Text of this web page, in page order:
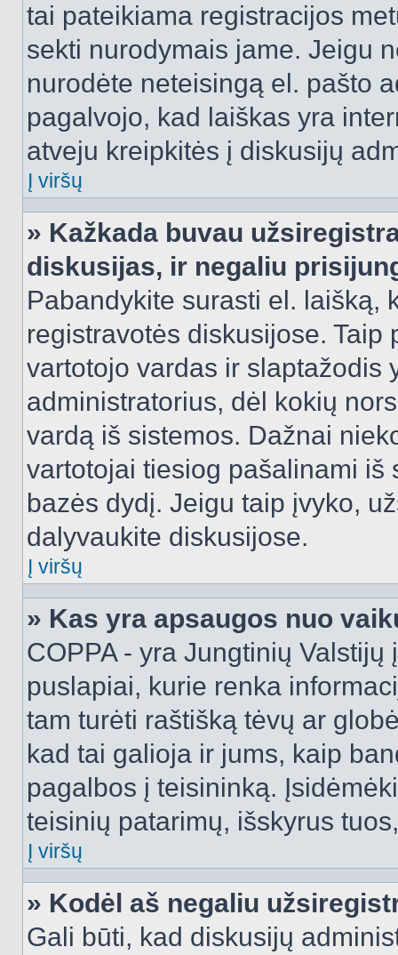
tai pateikiama registracijos
sekti nurodymais jame. Jeigu
nurodėte neteisingą el. pašto
pagalvojo, kad laiškas yra
atveju kreipkitės į diskusijų
Į viršų
» Kažkada buvau
diskusijas, ir negaliu
Pabandykite surasti el. laišką,
registravotės diskusijose.
vartotojo vardas ir slaptažodis
administratorius, dėl kokių
vardą iš sistemos. Dažnai
vartotojai tiesiog pašalinami iš
bazės dydį. Jeigu taip įvyko,
dalyvaukite diskusijose.
Į viršų
» Kas yra apsaugos nuo
COPPA - yra Jungtinių
puslapiai, kurie renka
tam turėti raštišką tėvų ar
kad tai galioja ir jums, kaip
pagalbos į teisininką.
teisinių patarimų, išskyrus
Į viršų
» Kodėl aš negaliu
Gali būti, kad diskusijų